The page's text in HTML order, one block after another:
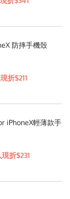
HOMI The Armour for iPhoneX 防摔手機殼
折$211
iPhoneX輕薄款手
折$231